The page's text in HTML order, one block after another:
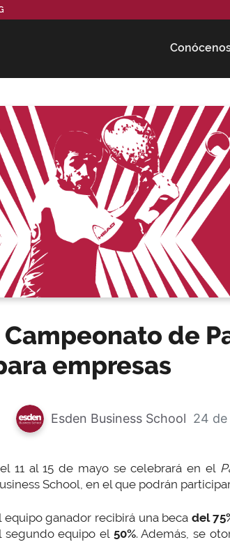
Campeonato de
empresas
Esden Business School 24 de
11 al 15 de mayo se celebrará en el
School, en el que podrán
equipo ganador recibirá una beca del
segundo equipo el 50%. Además, se